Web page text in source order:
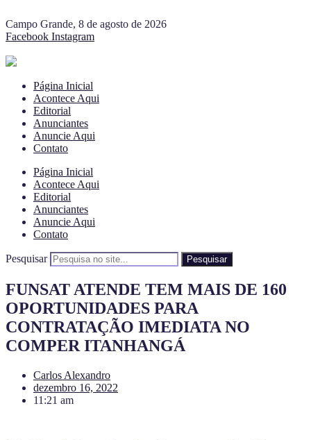
Campo Grande, 8 de agosto de 2026
Facebook Instagram
Página Inicial
Acontece Aqui
Editorial
Anunciantes
Anuncie Aqui
Contato
Página Inicial
Acontece Aqui
Editorial
Anunciantes
Anuncie Aqui
Contato
Pesquisar Pesquisar
FUNSAT ATENDE TEM MAIS DE 160
OPORTUNIDADES PARA
CONTRATAÇÃO IMEDIATA NO
COMPER ITANHANGÁ
Carlos Alexandro
dezembro 16, 2022
11:21 am